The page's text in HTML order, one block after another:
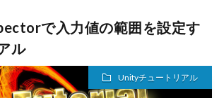
で入力値の範囲を設定す
ル
Unityチュートリアル